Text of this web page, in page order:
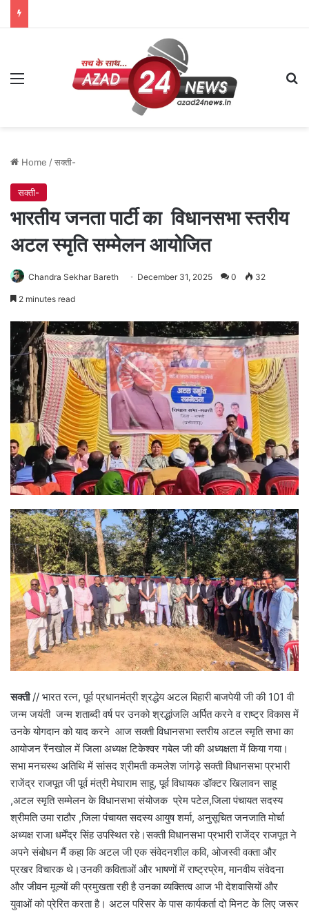
Menu
Home /सक्ती-
सक्ती-
भारतीय जनता पार्टी का विधानसभा स्तरीय
अटल स्मृति सम्मेलन आयोजित
Chandra Sekhar Bareth December 31, 2025 0 32
2 minutes read
सक्ती// भारत रत्न, पूर्व प्रधानमंत्री श्रद्धेय अटल बिहारी बाजपेयी जी की 101 वी
जन्म जयंती जन्म शताब्दी वर्ष पर उनको श्रद्धांजलि अर्पित करने व राष्ट्र विकास में
उनके योगदान को याद करने आज सक्ती विधानसभा स्तरीय अटल स्मृति सभा का
आयोजन रैंनखोल में जिला अध्यक्ष टिकेश्वर गबेल जी की अध्यक्षता में किया गया।
सभा मनचस्थ अतिथि में सांसद श्रीमती कमलेश जांगड़े सक्ती विधानसभा प्रभारी
राजेंद्र राजपूत जी पूर्व मंत्री मेघाराम साहू, पूर्व विधायक डॉक्टर खिलावन साहू
,अटल स्मृति सम्मेलन के विधानसभा संयोजक प्रेम पटेल,जिला पंचायत सदस्य
श्रीमति उमा राठौर ,जिला पंचायत सदस्य आयुष शर्मा, अनुसूचित जनजाति मोर्चा
अध्यक्ष राजा धर्मेंद्र सिंह उपस्थित रहे।सक्ती विधानसभा प्रभारी राजेंद्र राजपूत ने
अपने संबोधन मैं कहा कि अटल जी एक संवेदनशील कवि, ओजस्वी वक्ता और
प्रखर विचारक थे।उनकी कविताओं और भाषणों में राष्ट्रप्रेम, मानवीय संवेदना
और जीवन मूल्यों की प्रमुखता रही है उनका व्यक्तित्व आज भी देशवासियों और
युवाओं को प्रेरित करता है। अटल परिसर के पास कार्यकर्ता दो मिनट के लिए जरूर